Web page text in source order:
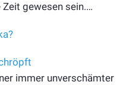
gewesen sein.…
immer unverschämter